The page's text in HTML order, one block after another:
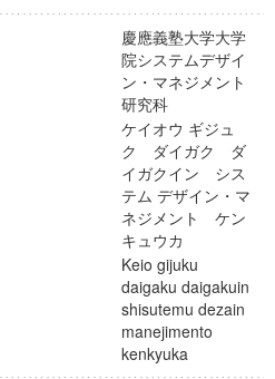
慶應義塾大学大学
院システムデザイ
ン・マネジメント
研究科
ケイオウ ギジュ
ク ダイガク ダ
イガクイン シス
テム デザイン・マ
ネジメント ケン
キュウカ
Keio gijuku
daigaku daigakuin
shisutemu dezain
manejimento
kenkyuka